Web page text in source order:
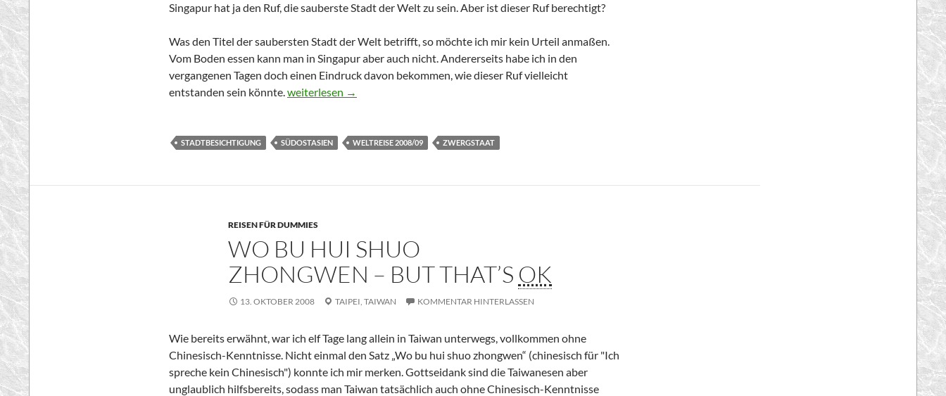
Singapur hat ja den Ruf, die sauberste Stadt der Welt zu sein. Aber ist dieser Ruf berechtigt?
Was den Titel der saubersten Stadt der Welt betrifft, so möchte ich mir kein Urteil anmaßen.
Vom Boden essen kann man in Singapur aber auch nicht. Andererseits habe ich in den
vergangenen Tagen doch einen Eindruck davon bekommen, wie dieser Ruf vielleicht
entstanden sein könnte.Sauber, sauberer, Singapur?
weiterlesen →
STADTBESICHTIGUNG SÜDOSTASIEN WELTREISE 2008/09 ZWERGSTAAT
REISEN FÜR DUMMIES
WO BU HUI SHUO
ZHONGWEN – BUT THAT’S OK
13. OKTOBER 2008 TAIPEI, TAIWAN KOMMENTAR HINTERLASSEN
Wie bereits erwähnt, war ich elf Tage lang allein in Taiwan unterwegs, vollkommen ohne
Chinesisch-Kenntnisse. Nicht einmal den Satz Wo bu hui shuo zhongwen (chinesisch für "Ich
spreche kein Chinesisch") konnte ich mir merken. Gottseidank sind die Taiwanesen aber
unglaublich hilfsbereits, sodass man Taiwan tatsächlich auch ohne Chinesisch-Kenntnisse